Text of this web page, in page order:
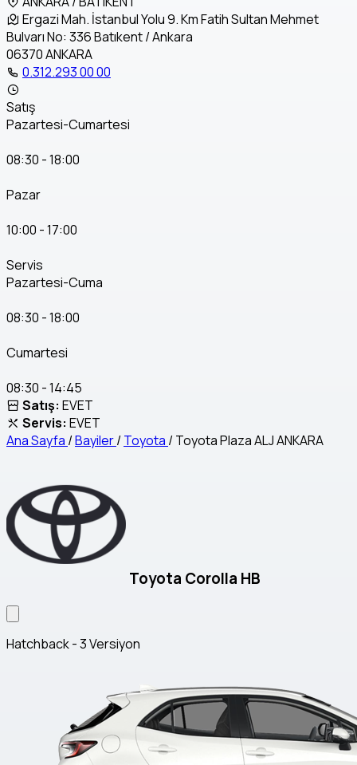
Ergazi Mah. İstanbul Yolu 9. Km Fatih Sultan Mehmet
Bulvarı No: 336 Batıkent / Ankara
06370 ANKARA
0.312.293 00 00
Satış
Pazartesi-Cumartesi
08:30 - 18:00
Pazar
10:00 - 17:00
Servis
Pazartesi-Cuma
08:30 - 18:00
Cumartesi
08:30 - 14:45
Satış: EVET
Servis: EVET
Ana Sayfa /Bayiler/Toyota /Toyota Plaza ALJ ANKARA
Toyota Corolla HB
Hatchback - 3 Versiyon